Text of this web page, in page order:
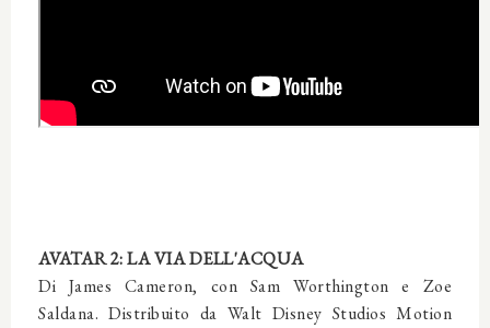
AVATAR 2: LA VIA DELL'ACQUA
Di James Cameron, con Sam Worthington e Zoe
Saldana. Distribuito da Walt Disney Studios Motion